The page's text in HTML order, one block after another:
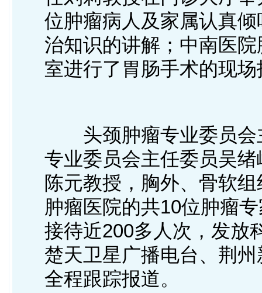
位肿瘤病人及家属认真
治知识的讲解；中南医
室进行了胃肠手术的现
头颈肿瘤专业委员会
专业委员会主任委员吴
陈元教授，胸外、骨软
肿瘤医院的共10位肿瘤
接待近200多人次，发放
楚天卫星广播电台、荆
全程跟踪报道。